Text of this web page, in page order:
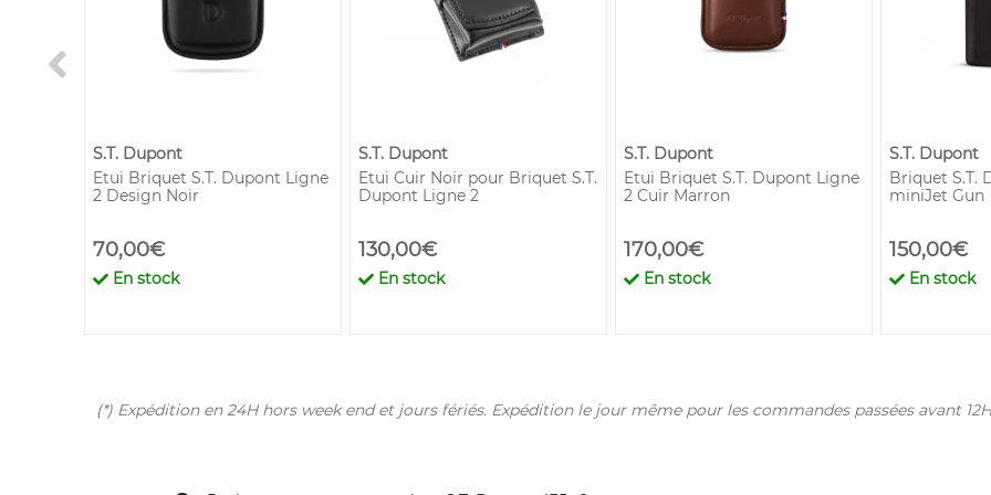
S.T. Dupont
Etui Briquet S.T. Dupont Ligne
2 Design Noir
70,00€
En stock
S.T. Dupont
Etui Cuir Noir pour Briquet S.T.
Dupont Ligne 2
130,00€
En stock
S.T. Dupont
Etui Briquet S.T. Dupont Ligne
2 Cuir Marron
170,00€
En stock
S.T. Dupont
Briquet S.T.
miniJet Gun
150,00€
En stock
(*) Expédition en 24H hors week end et jours fériés. Expédition le jour même pour les commandes passées avant